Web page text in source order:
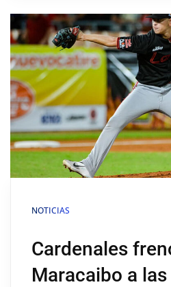
NOTICIAS
Cardenales
Maracaibo a